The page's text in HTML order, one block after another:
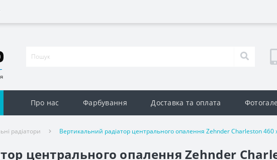
Про нас Фарбування Доставка та оплата
радіатори Вертикальний радіатор центрального опалення Zehnder Charleston 460
центрального опалення Zehnder